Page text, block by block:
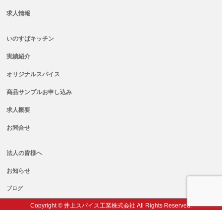
求人情報
いのすぱキッチン
実績紹介
オリジナルスパイス
商品サンプルお申し込み
求人概要
お問合せ
法人の皆様へ
お知らせ
ブログ
Copyright © 井上スパイス工業株式会社 All Rights Reserved.